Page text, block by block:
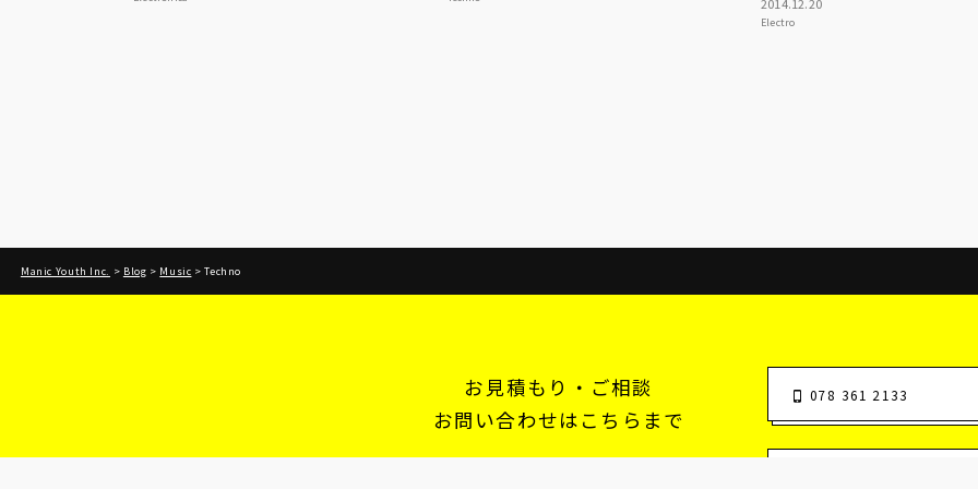
Electro
Manic Youth Inc. > Blog > Music >Techno
お見積もり・ご相談
お問い合わせはこちらまで
株式会社マニックユース
078 361 2133